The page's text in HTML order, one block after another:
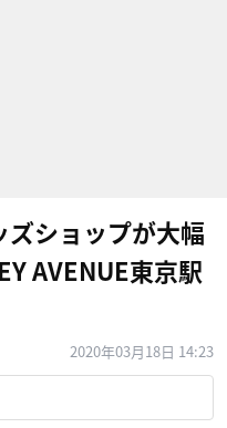
ズショップが大幅
AVENUE東京駅
2020年03月18日 14:23